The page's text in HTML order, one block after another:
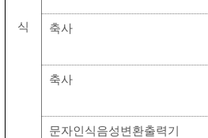
식 축사
축사
문자인식음성변환출력기